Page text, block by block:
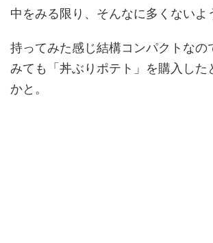
中をみる限り、そんなに多くないよ
持ってみた感じ結構コンパクトなの
みても「丼ぶりポテト」を購入した
かと。